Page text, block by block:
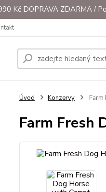
Kč DOPRAVA ZDARMA /
Úvod Konzervy
Farm Fresh